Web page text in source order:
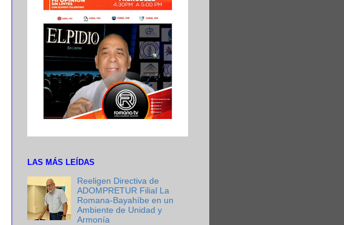
LAS MÁS LEÍDAS
Reeligen Directiva de
ADOMPRETUR Filial La
Romana-Bayahíbe en un
Ambiente de Unidad y
Armonía